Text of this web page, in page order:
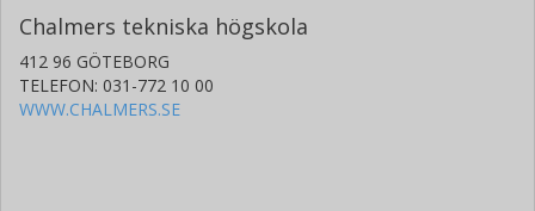
Chalmers tekniska högskola
412 96 GÖTEBORG
TELEFON: 031-772 10 00
WWW.CHALMERS.SE